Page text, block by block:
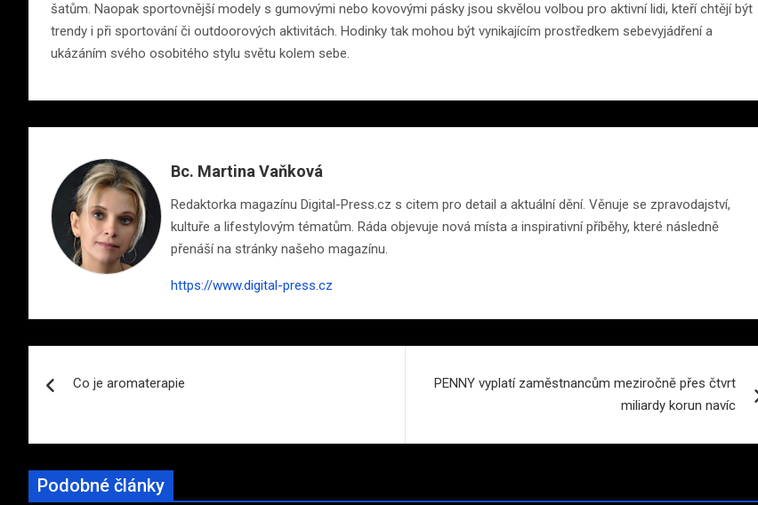
šatům. Naopak sportovnější modely s gumovými nebo kovovými pásky jsou skvělou volbou pro aktivní lidi, kteří chtějí být
trendy i při sportování či outdoorových aktivitách. Hodinky tak mohou být vynikajícím prostředkem sebevyjádření a
ukázáním svého osobitého stylu světu kolem sebe.
Bc. Martina Vaňková
Redaktorka magazínu Digital-Press.cz s citem pro detail a aktuální dění. Věnuje se zpravodajství,
kultuře a lifestylovým tématům. Ráda objevuje nová místa a inspirativní příběhy, které následně
přenáší na stránky našeho magazínu.
https://www.digital-press.cz
pro
příspěvek
Co je aromaterapie
PENNY vyplatí zaměstnancům meziročně přes čtvrt
miliardy korun navíc
Podobné články